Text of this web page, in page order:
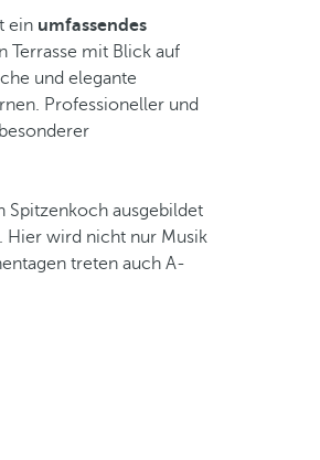
ein umfassendes
Terrasse mit Blick auf
und elegante
Professioneller und
Spitzenkoch ausgebildet
Hier wird nicht nur Musik
treten auch A-